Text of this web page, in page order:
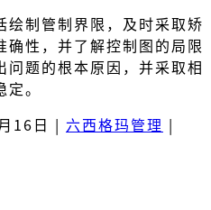
绘制管制界限，及时采取矫
性，并了解控制图的局限
题的根本原因，并采取相
。
16日 | 六西格玛管理 |